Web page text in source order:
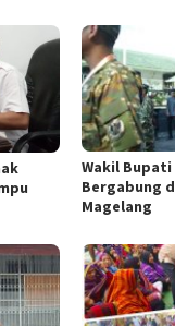
Wakil Bupati
Bergabung
Magelang